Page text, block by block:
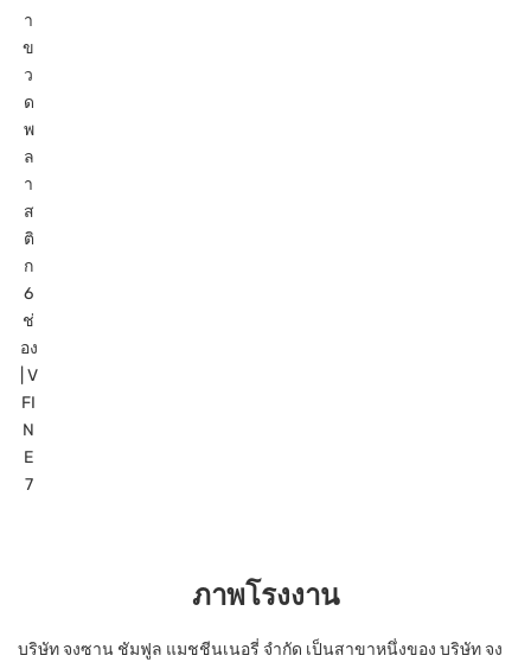
ภาพโรงงาน
บริษัท จงซาน ชัมฟูล แมชชีนเนอรี่ จำกัด เป็นสาขาหนึ่งของ บริษัท จง